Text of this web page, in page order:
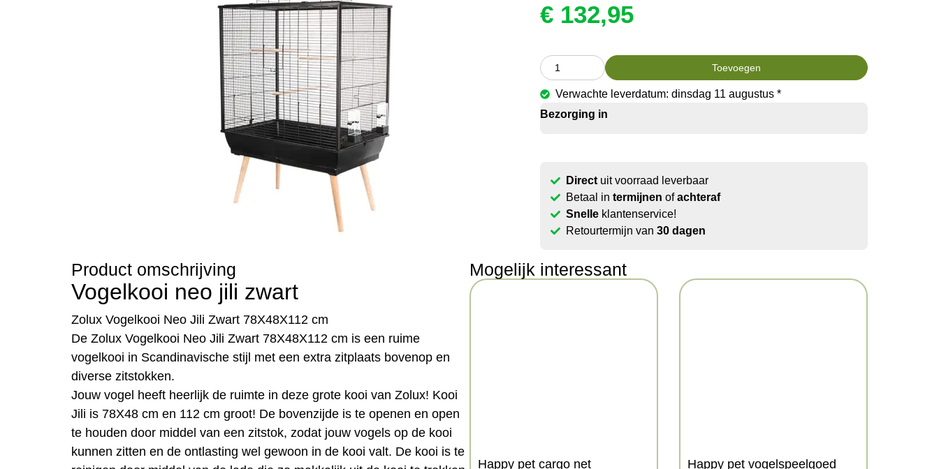
€132,95
Toevoegen
Verwachte leverdatum: dinsdag 11 augustus *
Bezorging in
Direct uit voorraad leverbaar
Betaal intermijnen ofachteraf
Snelle klantenservice!
Retourtermijn van30 dagen
Product omschrijving
Vogelkooi neo jili zwart
Zolux Vogelkooi Neo Jili Zwart 78X48X112 cm
De Zolux Vogelkooi Neo Jili Zwart 78X48X112 cm is een ruime
vogelkooi in Scandinavische stijl met een extra zitplaats bovenop en
diverse zitstokken.
Jouw vogel heeft heerlijk de ruimte in deze grote kooi van Zolux! Kooi
Jili is 78X48 cm en 112 cm groot! De bovenzijde is te openen en open
te houden door middel van een zitstok, zodat jouw vogels op de kooi
kunnen zitten en de ontlasting wel gewoon in de kooi valt. De kooi is te
Mogelijk interessant
Happy pet cargo net
Happy pet vogelspeelgoed